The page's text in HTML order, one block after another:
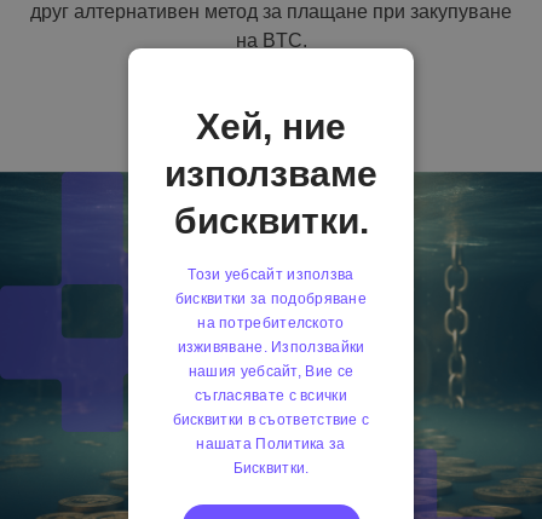
друг алтернативен метод за плащане при закупуване
на BTC.
Хей, ние
използваме
бисквитки.
Този уебсайт използва
бисквитки за подобряване
на потребителското
изживяване. Използвайки
нашия уебсайт, Вие се
съгласявате с всички
бисквитки в съответствие с
нашата Политика за
Бисквитки.